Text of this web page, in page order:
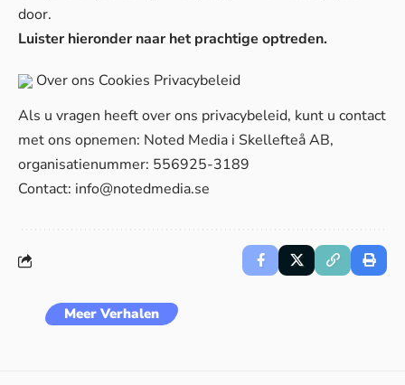
door.
Luister hieronder naar het prachtige optreden.
Over ons Cookies Privacybeleid
Als u vragen heeft over ons privacybeleid, kunt u contact
met ons opnemen: Noted Media i Skellefteå AB,
organisatienummer: 556925-3189
Contact: info@notedmedia.se
Meer Verhalen